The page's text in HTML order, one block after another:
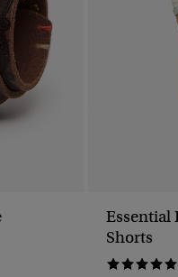
Essential
Shorts